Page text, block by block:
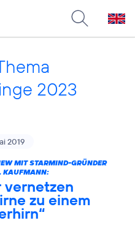
2023
2019
MIT STARMIND-GRÜNDER
KAUFMANN:
vernetzen
zu einem